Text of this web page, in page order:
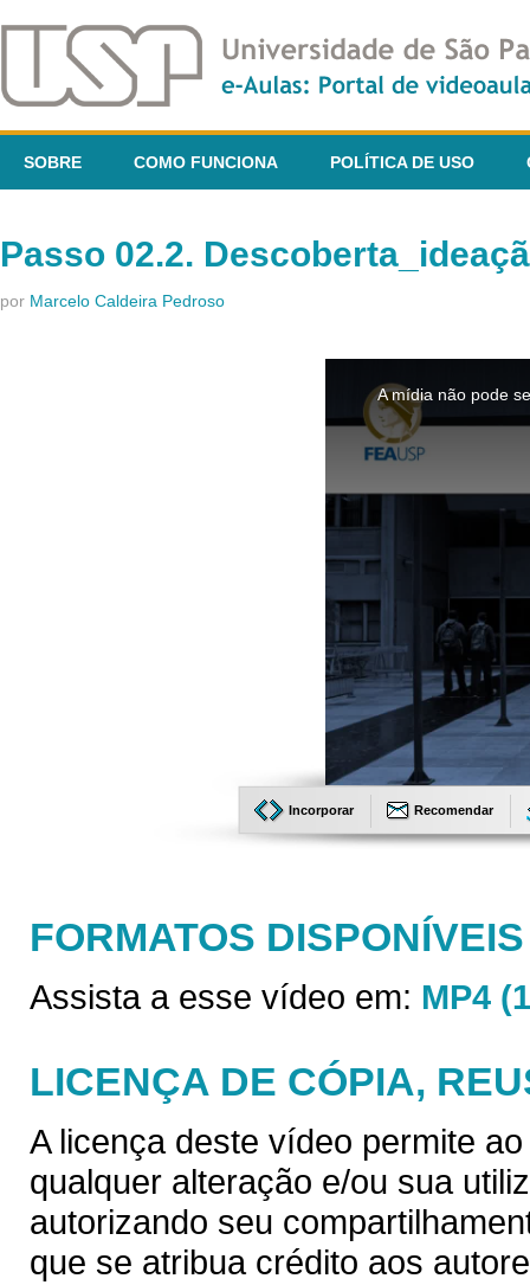
SOBRE COMO FUNCIONA POLÍTICA DE USO
Passo 02.2.
por Marcelo Caldeira Pedroso
window.
A mídia não pode
Incorporar Recomendar
FORMATOS DISPONÍVEIS
Assista a esse vídeo em: MP4
LICENÇA DE CÓPIA,
A licença deste vídeo permite
qualquer alteração e/ou sua
autorizando seu
que se atribua crédito aos